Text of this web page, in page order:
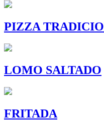
PIZZA
LOMO SALTADO
FRITADA